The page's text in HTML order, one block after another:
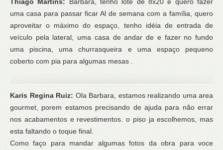
uma casa para passar ficar Al de semana com a família, quero
aproveitar o máximo do espaço, tenho idéia de entrada de
veículo pela lateral, uma casa de andar de e fazer no fundo
uma piscina, uma churrasqueira e uma espaço pequeno
coberto com pia para algumas mesas .
Karis Regina Ruiz: Ola Barbara, estamos realizando uma area
gourmet, porem estamos precisando de ajuda para não errar
nos acabamentos e revestimentos. o piso ja escolhemos, mas
esta faltando o toque final.
Como faço para mandar algumas fotos da obra para voce